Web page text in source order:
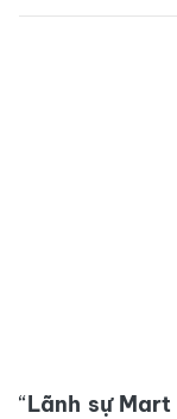
“Lãnh sự